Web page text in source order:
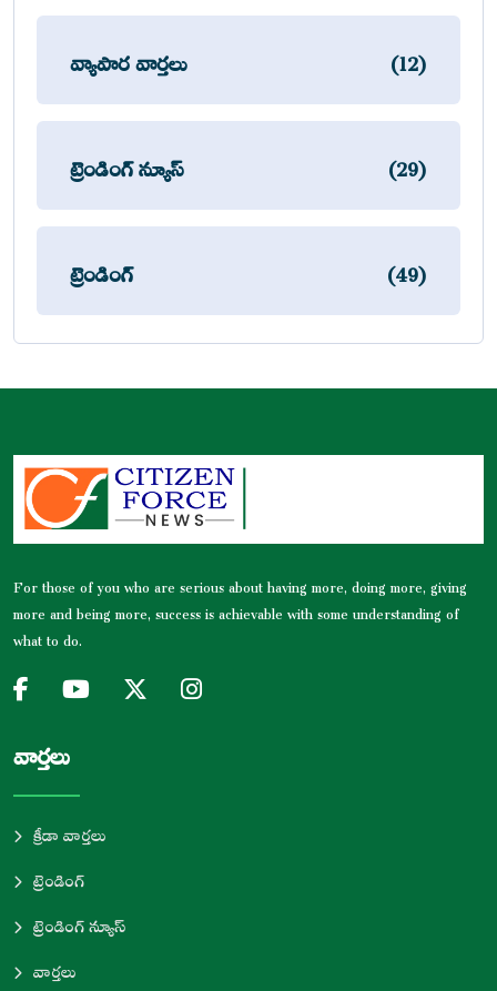
వ్యాపార వార్తలు (12)
ట్రెండింగ్ న్యూస్ (29)
ట్రెండింగ్ (49)
For those of you who are serious about having more, doing more, giving
more and being more, success is achievable with some understanding of
what to do.
వార్తలు
క్రీడా వార్తలు
ట్రెండింగ్
ట్రెండింగ్ న్యూస్
వార్తలు